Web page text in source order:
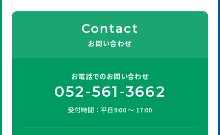
Contact
お問い合わせ
お電話でのお問い合わせ
052-561-3662
受付時間：平日9:00 ～ 17:00